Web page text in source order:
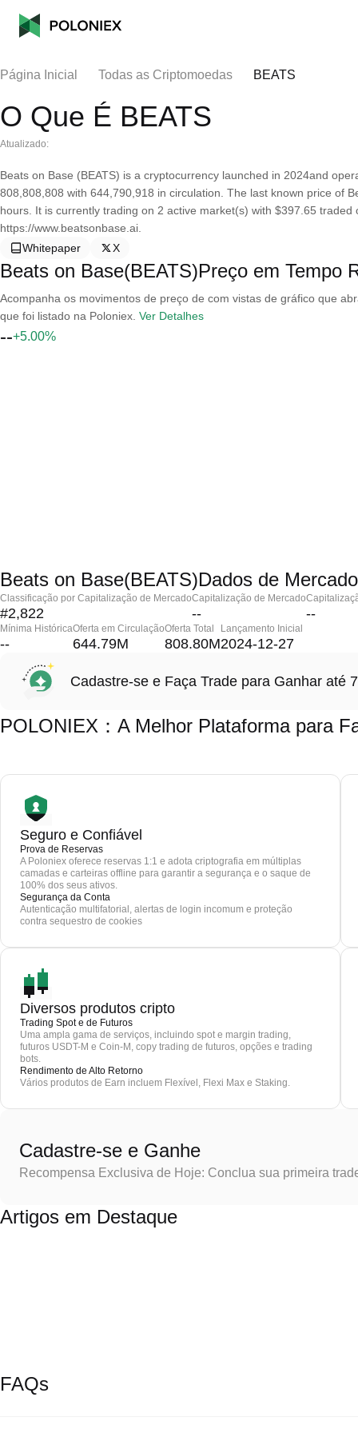
Página Inicial Todas as Criptomoedas BEATS
O Que É BEATS
Atualizado:
Beats on Base (BEATS) is a cryptocurrency launched in 2024and
808,808,808 with 644,790,918 in circulation. The last known price of
hours. It is currently trading on 2 active market(s) with $397.65
https://www.beatsonbase.ai.
Whitepaper
X
Beats on Base(BEATS)Preço em Tempo
Acompanha os movimentos de preço de com vistas de gráfico que
que foi listado na Poloniex. Ver Detalhes
--+5.00%
Beats on Base(BEATS)Dados de Mercado
Classificação por Capitalização de Mercado
#2,822
Capitalização de Mercado
-- --
Mínima Histórica
--
Oferta em Circulação
644.79M
Oferta Total
808.80M
Lançamento Inicial
2024-12-27
Cadastre-se e Faça Trade para Ganhar até
POLONIEX：A Melhor Plataforma para
Seguro e Confiável
Prova de Reservas
A Poloniex oferece reservas 1:1 e adota criptografia em múltiplas
camadas e carteiras offline para garantir a segurança e o saque de
100% dos seus ativos.
Segurança da Conta
Autenticação multifatorial, alertas de login incomum e proteção
contra sequestro de cookies
Diversos produtos cripto
Trading Spot e de Futuros
Uma ampla gama de serviços, incluindo spot e margin trading,
futuros USDT-M e Coin-M, copy trading de futuros, opções e trading
bots.
Rendimento de Alto Retorno
Vários produtos de Earn incluem Flexível, Flexi Max e Staking.
Cadastre-se e Ganhe
Recompensa Exclusiva de Hoje: Conclua sua primeira
Artigos em Destaque
FAQs